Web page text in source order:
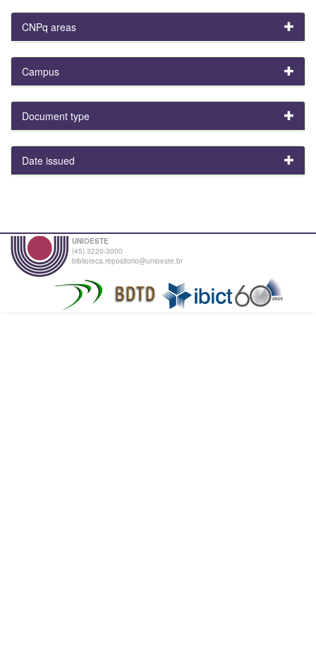
CNPq areas
Campus
Document type
Date issued
UNIOESTE
(45) 3220-3000
biblioteca.repositorio@unioeste.br